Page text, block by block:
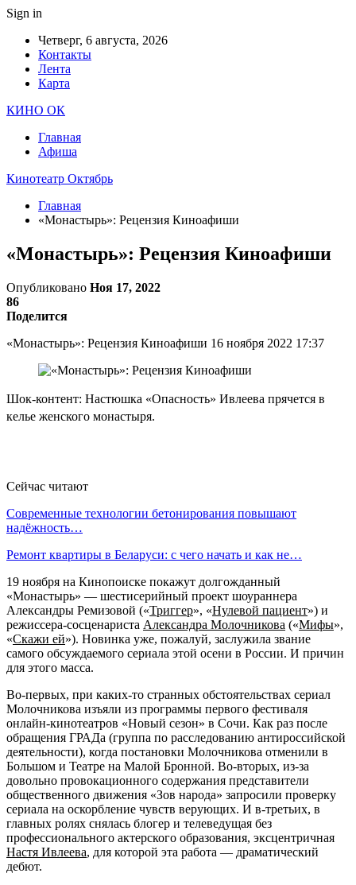
Sign in
Четверг, 6 августа, 2026
Контакты
Лента
Карта
КИНО ОК
Главная
Афиша
Кинотеатр Октябрь
Главная
«Монастырь»: Рецензия Киноафиши
«Монастырь»: Рецензия Киноафиши
Опубликовано Ноя 17, 2022
86
Поделится
«Монастырь»: Рецензия Киноафиши 16 ноября 2022 17:37
Шок-контент: Настюшка «Опасность» Ивлеева прячется в
келье женского монастыря.
Сейчас читают
Современные технологии бетонирования повышают
надёжность…
Ремонт квартиры в Беларуси: с чего начать и как не…
19 ноября на Кинопоиске покажут долгожданный
«Монастырь» — шестисерийный проект шоураннера
Александры Ремизовой («Триггер», «Нулевой пациент») и
режиссера-сосценариста Александра Молочникова («Мифы»,
«Скажи ей»). Новинка уже, пожалуй, заслужила звание
самого обсуждаемого сериала этой осени в России. И причин
для этого масса.
Во-первых, при каких-то странных обстоятельствах сериал
Молочникова изъяли из программы первого фестиваля
онлайн-кинотеатров «Новый сезон» в Сочи. Как раз после
обращения ГРАДа (группа по расследованию антироссийской
деятельности), когда постановки Молочникова отменили в
Большом и Театре на Малой Бронной. Во-вторых, из-за
довольно провокационного содержания представители
общественного движения «Зов народа» запросили проверку
сериала на оскорбление чувств верующих. И в-третьих, в
главных ролях снялась блогер и телеведущая без
профессионального актерского образования, эксцентричная
Настя Ивлеева, для которой эта работа — драматический
дебют.